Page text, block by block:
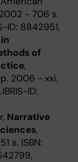
- 706 s.
ID: 8842951,
of
,
2006 - xxi,
ID:
Narrative
,
s. ISBN: